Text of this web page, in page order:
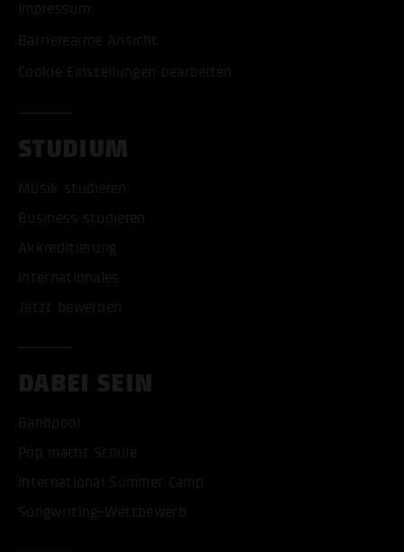
Impressum
Barrierearme Ansicht
Cookie Einstellungen bearbeiten
STUDIUM
Musik studieren
Business studieren
Akkreditierung
Internationales
Jetzt bewerben
DABEI SEIN
Bandpool
Pop macht Schule
International Summer Camp
Songwriting-Wettbewerb